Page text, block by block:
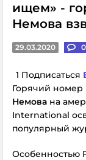
ищем» -
Немова
29.03.2020 0
1 Подписаться
Горячий номер
Немова на
International
популярный
Особенностью